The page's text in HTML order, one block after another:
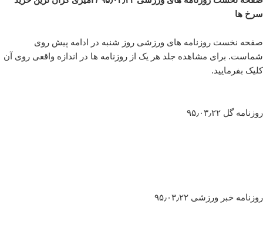
سرخ ها
صفحه نخست روزنامه های ورزشی روز شنبه در ادامه پیش روی
شماست. برای مشاهده جلد هر یک از روزنامه ها در اندازه واقعی روی آن
کلیک بفرمایید.
روزنامه گل ۹۵٫۰۳٫۲۲
روزنامه خبر ورزشی ۹۵٫۰۳٫۲۲